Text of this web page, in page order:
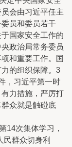
会由习近平任主
员和委员若干
国家安全工作的
政治局常务委员
和重要工作。国
的组织保障。3
，习近平第一时
力措施，严厉打
众就是触碰底
次集体学习，
民群众切身利